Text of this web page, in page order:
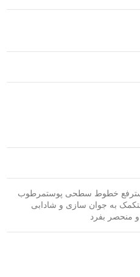
خطوط سطحی پوستمرطوب
به جوان سازی و شادابی
و منحصر بفرد